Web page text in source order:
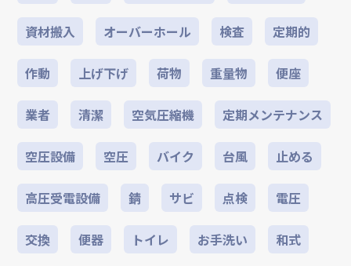
資材搬入 オーバーホール 検査 定期的
作動 上げ下げ 荷物 重量物 便座
業者 清潔 空気圧縮機 定期メンテナンス
空圧設備 空圧 バイク 台風 止める
高圧受電設備 錆 サビ 点検 電圧
交換 便器 トイレ お手洗い 和式